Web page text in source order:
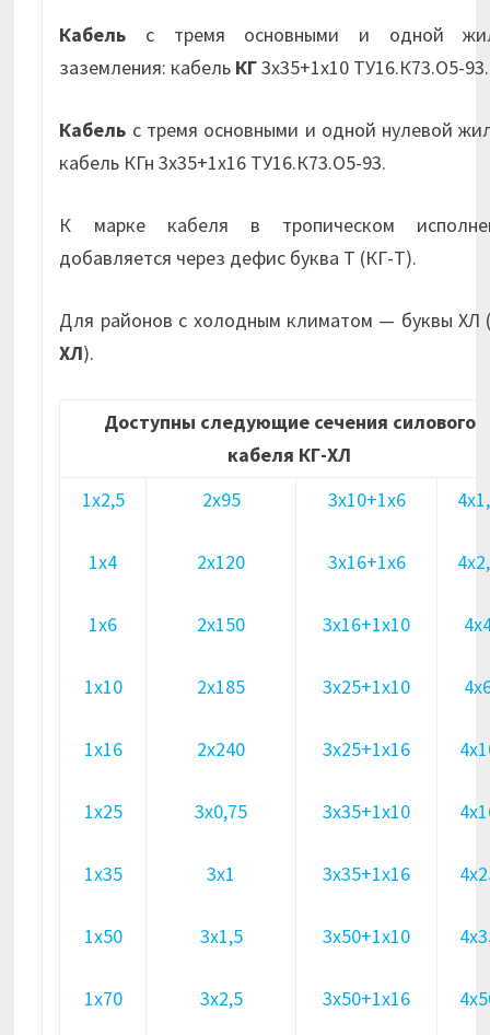
Кабель с тремя основными и одной
заземления: кабель КГ3х35+1х10 ТУ16.К73.О5-93.
Кабель с тремя основными и одной нулевой
кабель КГн 3х35+1х16 ТУ16.К73.О5-93.
К марке кабеля в тропическом
добавляется через дефис буква Т (КГ-Т).
Для районов с холодным климатом — буквы ХЛ
ХЛ).
Доступны следующие сечения силового
кабеля КГ-ХЛ
1х2,5
1х4
1х6
1х10
1х16
1х25
1х35
1х50
1х70
2х95
2х120
2х150
2х185
2х240
3х0,75
3х1
3х1,5
3х2,5
3х10+1х6
3х16+1х6
3х16+1х10
3х25+1х10
3х25+1х16
3х35+1х10
3х35+1х16
3х50+1х10
3х50+1х16